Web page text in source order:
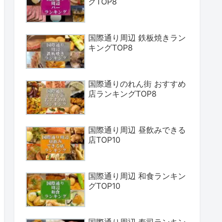
国際通り周辺 鉄板焼きラン
キングTOP8
国際通りのれん街 おすすめ
店ランキングTOP8
国際通り周辺 昼飲みできる
店TOP10
国際通り周辺 和食ランキン
グTOP10